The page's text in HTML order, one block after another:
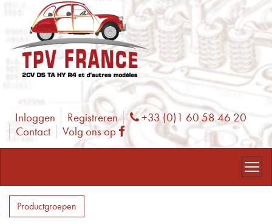
Inloggen Registreren Phone
+33 (0)1 60 58 46 20
Contact
Volg ons op Facebook
Productgroepen